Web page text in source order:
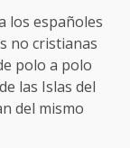
los españoles
no cristianas
polo a polo
las Islas del
del mismo